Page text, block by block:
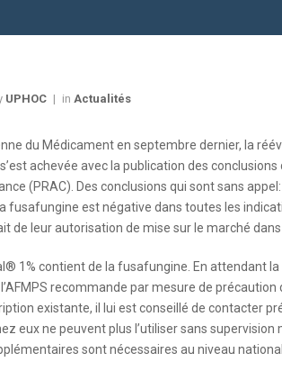
UPHOC in Actualités
du Médicament en septembre dernier, la
achevée avec la publication des
(PRAC). Des conclusions qui sont sans
fusafungine est négative dans toutes les
de leur autorisation de mise sur le marché dans
1% contient de la fusafungine. En attendant
recommande par mesure de
existante, il lui est conseillé de contacter
eux ne peuvent plus l’utiliser sans
sont nécessaires au niveau